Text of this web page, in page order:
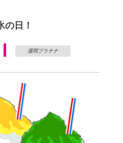
の日！
週間プラチナ